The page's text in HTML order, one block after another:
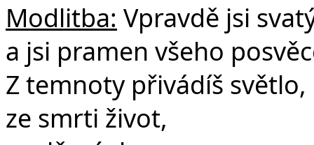
Modlitba: Vpravdě jsi
a jsi pramen všeho
Z temnoty přivádíš světlo,
ze smrti život,